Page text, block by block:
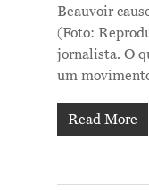
Beauvoir
(Foto:
jornalista. O
um
Read More